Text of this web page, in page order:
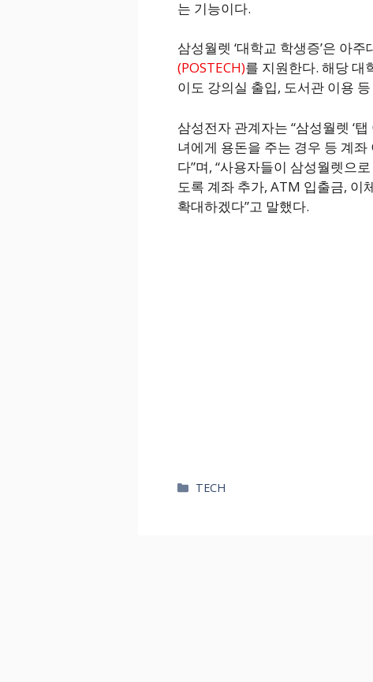
는 기능이다.
삼성월렛 ‘대학교 학생증’은 아
(POSTECH)를 지원한다. 해당 대
이도 강의실 출입, 도서관 이용
삼성전자 관계자는 “삼성월렛 ‘
녀에게 용돈을 주는 경우 등 계
다”며, “사용자들이 삼성월렛으
도록 계좌 추가, ATM 입출금, 이
확대하겠다”고 말했다.
카
TECH